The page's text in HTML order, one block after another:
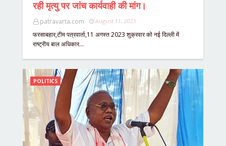
रही मृत्यु पर जांच कार्यवाही की मांग।
patravarta.com August 11, 2023
फरसाबहार,टीम पत्रवार्ता,11 अगस्त 2023 शुक्रवार को नई दिल्ली में
राष्ट्रीय बाल अधिकार…
POLITICS